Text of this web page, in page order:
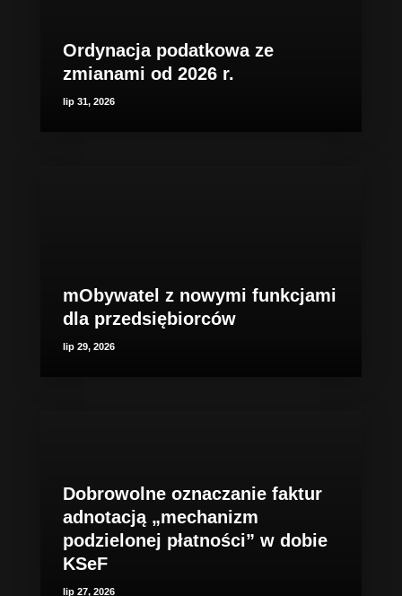
Ordynacja podatkowa ze
zmianami od 2026 r.
lip 31, 2026
mObywatel z nowymi funkcjami
dla przedsiębiorców
lip 29, 2026
Dobrowolne oznaczanie faktur
adnotacją „mechanizm
podzielonej płatności” w dobie
KSeF
lip 27, 2026